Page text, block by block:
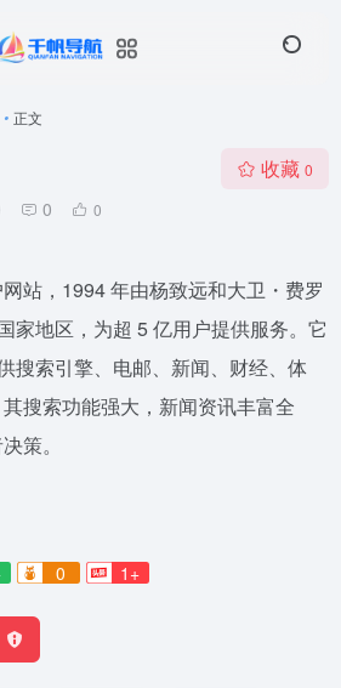
• 正文
0 0
收藏 0
站，1994 年由杨致远和大卫・费罗
家地区，为超 5 亿用户提供服务。它
搜索引擎、电邮、新闻、财经、体
搜索功能强大，新闻资讯丰富全
策。
0 1+